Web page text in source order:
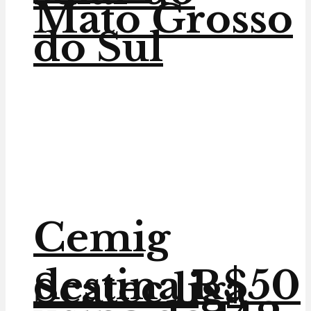
Mato Grosso
do Sul
Scatec liga
Cemig
destina R$50